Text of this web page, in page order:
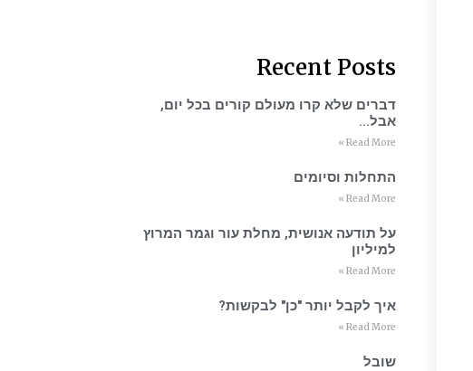
Recent Posts
דברים שלא קרו מעולם קורים בכל יום,
אבל…
Read More »
התחלות וסיומים
Read More »
על תודעה אנושית, מחלת עור וגמר המרוץ
למיליון
Read More »
איך לקבל יותר "כן" לבקשות?
Read More »
שובל